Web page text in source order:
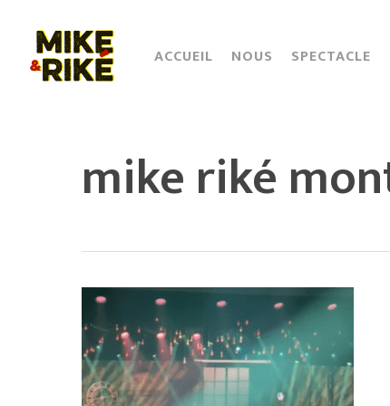
main
content
ACCUEIL NOUS SPECTACLE
mike riké